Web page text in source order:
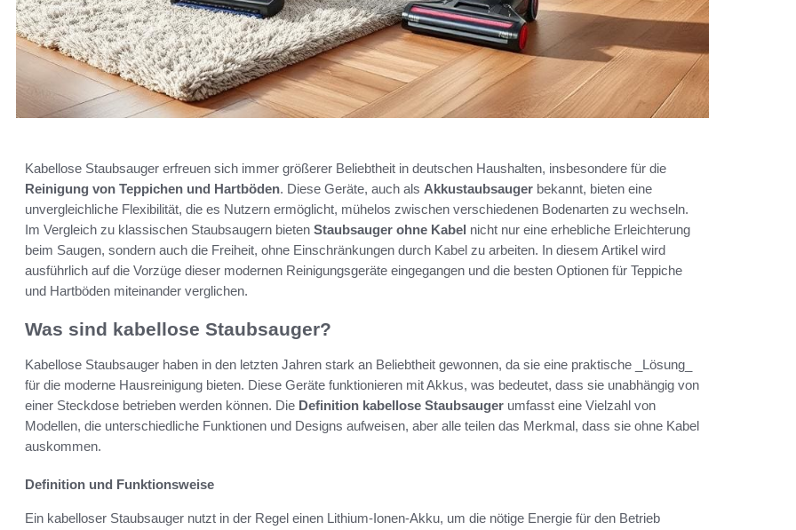
Kabellose Staubsauger erfreuen sich immer größerer Beliebtheit in deutschen Haushalten, insbesondere für die
Reinigung von Teppichen und Hartböden. Diese Geräte, auch als Akkustaubsauger bekannt, bieten eine
unvergleichliche Flexibilität, die es Nutzern ermöglicht, mühelos zwischen verschiedenen Bodenarten zu wechseln.
Im Vergleich zu klassischen Staubsaugern bieten Staubsauger ohne Kabel nicht nur eine erhebliche Erleichterung
beim Saugen, sondern auch die Freiheit, ohne Einschränkungen durch Kabel zu arbeiten. In diesem Artikel wird
ausführlich auf die Vorzüge dieser modernen Reinigungsgeräte eingegangen und die besten Optionen für Teppiche
und Hartböden miteinander verglichen.
Was sind kabellose Staubsauger?
Kabellose Staubsauger haben in den letzten Jahren stark an Beliebtheit gewonnen, da sie eine praktische _Lösung_
für die moderne Hausreinigung bieten. Diese Geräte funktionieren mit Akkus, was bedeutet, dass sie unabhängig von
einer Steckdose betrieben werden können. Die Definition kabellose Staubsauger umfasst eine Vielzahl von
Modellen, die unterschiedliche Funktionen und Designs aufweisen, aber alle teilen das Merkmal, dass sie ohne Kabel
auskommen.
Definition und Funktionsweise
Ein kabelloser Staubsauger nutzt in der Regel einen Lithium-Ionen-Akku, um die nötige Energie für den Betrieb